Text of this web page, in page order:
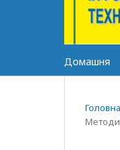
Домашня
Головна
Методи